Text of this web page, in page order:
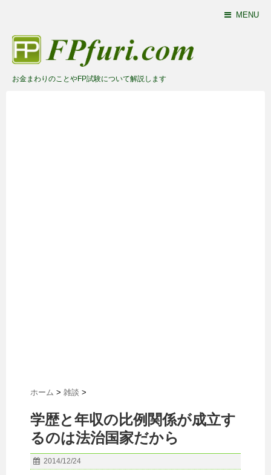
MENU
お金まわりのことやFP試験について解説します
ホーム > 雑談 >
学歴と年収の比例関係が成立す
るのは法治国家だから
2014/12/24